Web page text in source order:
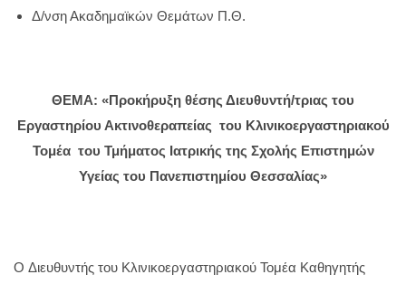
Δ/νση Ακαδημαϊκών Θεμάτων Π.Θ.
ΘΕΜΑ: «Προκήρυξη θέσης Διευθυντή/τριας του
Εργαστηρίου Ακτινοθεραπείας του Κλινικοεργαστηριακού
Τομέα του Τμήματος Ιατρικής της Σχολής Επιστημών
Υγείας του Πανεπιστημίου Θεσσαλίας»
O Διευθυντής του Κλινικοεργαστηριακού Τομέα Καθηγητής